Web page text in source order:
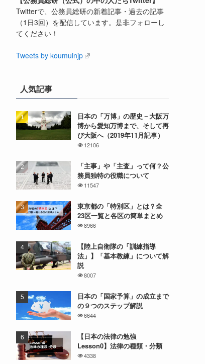
Twitterで、公務員総研の新着記事・過去の記事
（1日3回）を配信しています。是非フォローし
てください！
Tweets by koumuinjp
人気記事
日本の「万博」の歴史－大阪万
博から愛知万博まで、そして再
び大阪へ（2019年11月記事）
12106
「主事」や「主査」って何？公
務員独特の役職について
11547
東京都の「特別区」とは？全
23区一覧と各区の簡単まとめ
8966
【陸上自衛隊の「訓練指導
法」】「基本教練」について解
説
8007
日本の「国家予算」の成立まで
の９つのステップ解説
6644
【日本の法律の勉強
Lesson0】法律の種類・分類
4338